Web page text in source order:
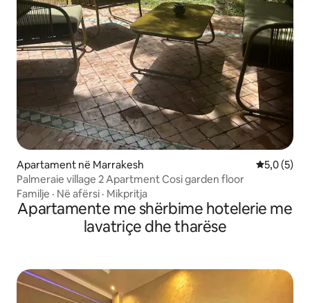
Apartament në Marrakesh Vlerësimi
5,0 (5)
Palmeraie village 2 Apartment Cosi garden floor
Familje · Në afërsi · Mikpritja
Apartamente me shërbime hotelerie me
lavatriçe dhe tharëse